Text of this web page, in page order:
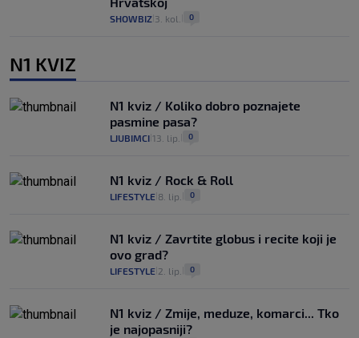
SHOWBIZ 3. kol. 0
N1 KVIZ
N1 kviz / Koliko dobro poznajete
pasmine pasa?
LJUBIMCI 13. lip. 0
N1 kviz / Rock & Roll
LIFESTYLE 8. lip. 0
N1 kviz / Zavrtite globus i recite koji je
ovo grad?
LIFESTYLE 2. lip. 0
N1 kviz / Zmije, meduze, komarci... Tko
je najopasniji?